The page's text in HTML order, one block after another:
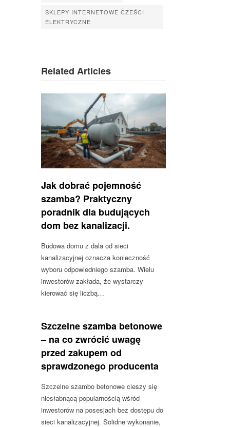
SKLEPY INTERNETOWE CZEŚCI
ELEKTRYCZNE
Related Articles
Jak dobrać pojemność
szamba? Praktyczny
poradnik dla budujących
dom bez kanalizacji.
Budowa domu z dala od sieci
kanalizacyjnej oznacza konieczność
wyboru odpowiedniego szamba. Wielu
inwestorów zakłada, że wystarczy
kierować się liczbą…
Szczelne szamba betonowe
– na co zwrócić uwagę
przed zakupem od
sprawdzonego producenta
Szczelne szambo betonowe cieszy się
niesłabnącą popularnością wśród
inwestorów na posesjach bez dostępu do
sieci kanalizacyjnej. Solidne wykonanie,